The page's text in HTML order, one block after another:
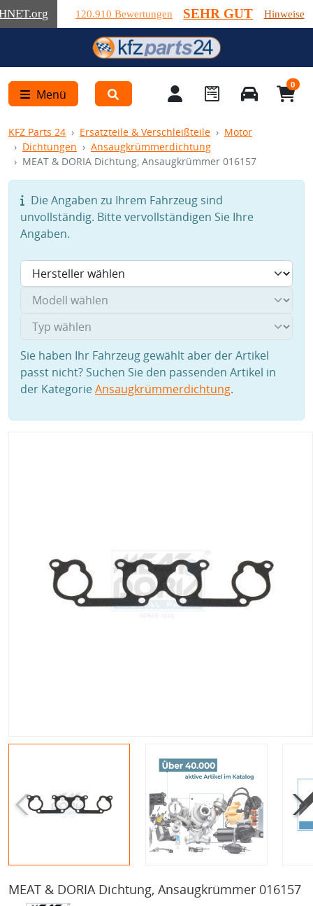
.org 120.910 Bewertungen SEHR GUT Hinweise
Menü
0
KFZ Parts 24 Ersatzteile & Verschleißteile
Motor
Dichtungen
Ansaugkrümmerdichtung
MEAT & DORIA Dichtung, Ansaugkrümmer 016157
Die Angaben zu Ihrem Fahrzeug sind
unvollständig. Bitte vervollständigen Sie Ihre
Angaben.
Sie haben Ihr Fahrzeug gewählt aber der Artikel
passt nicht? Suchen Sie den passenden Artikel in
der KategorieAnsaugkrümmerdichtung.
MEAT & DORIA Dichtung, Ansaugkrümmer 016157